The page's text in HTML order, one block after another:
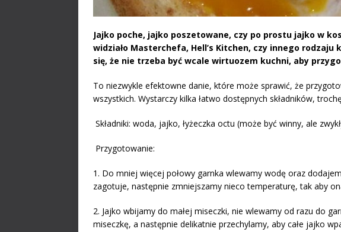
Jajko poche, jajko poszetowane, czy po prostu jajko w
widziało Masterchefa, Hell’s Kitchen, czy innego
się, że nie trzeba być wcale wirtuozem kuchni, aby
To niezwykle efektowne danie, które może sprawić, że
wszystkich. Wystarczy kilka łatwo dostępnych składników,
Składniki: woda, jajko, łyżeczka octu (może być winny, ale
Przygotowanie:
1. Do mniej więcej połowy garnka wlewamy wodę oraz
zagotuje, następnie zmniejszamy nieco temperaturę, tak aby
2. Jajko wbijamy do małej miseczki, nie wlewamy od razu do
miseczkę, a następnie delikatnie przechylamy, aby całe jajko